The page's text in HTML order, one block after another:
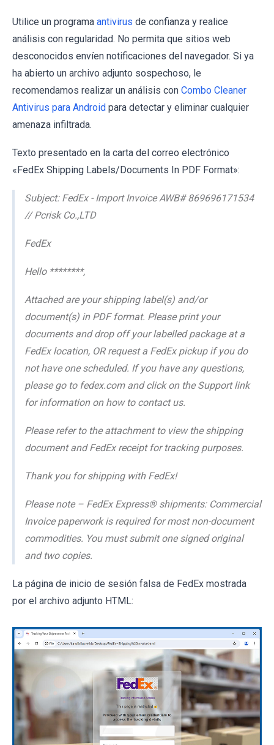
Utilice un programa antivirus de confianza y realice
análisis con regularidad. No permita que sitios web
desconocidos envíen notificaciones del navegador. Si ya
ha abierto un archivo adjunto sospechoso, le
recomendamos realizar un análisis con Combo Cleaner
Antivirus para Android para detectar y eliminar cualquier
amenaza infiltrada.
Texto presentado en la carta del correo electrónico
«FedEx Shipping Labels/Documents In PDF Format»:
Subject: FedEx - Import Invoice AWB# 869696171534
// Pcrisk Co.,LTD
FedEx
Hello ********,
Attached are your shipping label(s) and/or
document(s) in PDF format. Please print your
documents and drop off your labelled package at a
FedEx location, OR request a FedEx pickup if you do
not have one scheduled. If you have any questions,
please go to fedex.com and click on the Support link
for information on how to contact us.
Please refer to the attachment to view the shipping
document and FedEx receipt for tracking purposes.
Thank you for shipping with FedEx!
Please note – FedEx Express® shipments: Commercial
Invoice paperwork is required for most non-document
commodities. You must submit one signed original
and two copies.
La página de inicio de sesión falsa de FedEx mostrada
por el archivo adjunto HTML: